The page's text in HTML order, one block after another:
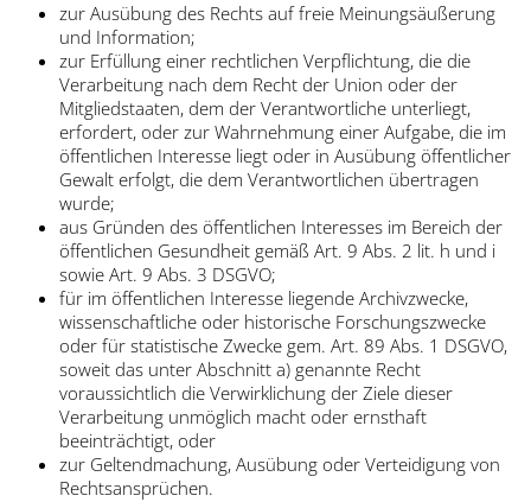
zur Ausübung des Rechts auf freie Meinungsäußerung
und Information;
zur Erfüllung einer rechtlichen Verpflichtung, die die
Verarbeitung nach dem Recht der Union oder der
Mitgliedstaaten, dem der Verantwortliche unterliegt,
erfordert, oder zur Wahrnehmung einer Aufgabe, die im
öffentlichen Interesse liegt oder in Ausübung öffentlicher
Gewalt erfolgt, die dem Verantwortlichen übertragen
wurde;
aus Gründen des öffentlichen Interesses im Bereich der
öffentlichen Gesundheit gemäß Art. 9 Abs. 2 lit. h und i
sowie Art. 9 Abs. 3 DSGVO;
für im öffentlichen Interesse liegende Archivzwecke,
wissenschaftliche oder historische Forschungszwecke
oder für statistische Zwecke gem. Art. 89 Abs. 1 DSGVO,
soweit das unter Abschnitt a) genannte Recht
voraussichtlich die Verwirklichung der Ziele dieser
Verarbeitung unmöglich macht oder ernsthaft
beeinträchtigt, oder
zur Geltendmachung, Ausübung oder Verteidigung von
Rechtsansprüchen.